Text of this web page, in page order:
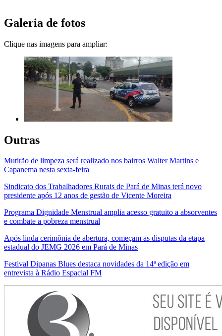
Galeria de fotos
Clique nas imagens para ampliar:
Outras
Mutirão de limpeza será realizado nos bairros Walter Martins e
Capanema nesta sexta-feira
Sindicato dos Trabalhadores Rurais de Pará de Minas terá novo
presidente após 12 anos de gestão de Vicente Moreira
Programa Dignidade Menstrual amplia acesso gratuito a absorventes
e combate a pobreza menstrual
Após linda cerimônia de abertura, começam as disputas da etapa
estadual do JEMG 2026 em Pará de Minas
Festival Dipanas Blues destaca novidades da 14ª edição em
entrevista à Rádio Espacial FM